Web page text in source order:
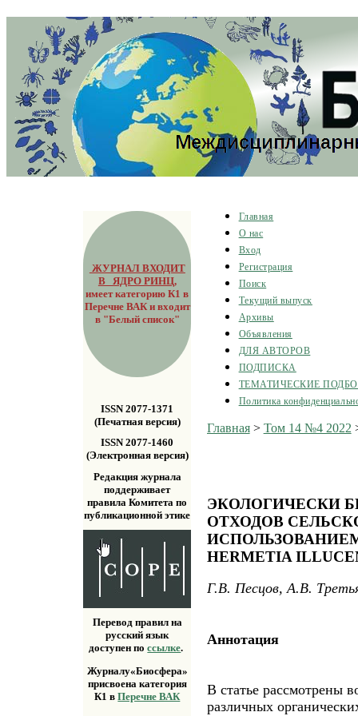
ЖУРНАЛ ВХОДИТ
В ЯДРО РИНЦ,
имеет категорию К1 в
Перечне ВАК и входит
в "Белый список"
ISSN 2077-1371
(Печатная версия)
ISSN 2077-1460
(Электронная версия)
Редакция журнала
поддерживает
правила Комитета по
публикационной этике
Перевод правил на
русский язык
доступен поссылке.
Журналу«Биосфера»
присвоена категория
К1 вПеречне ВАК
Главная
О нас
Вход
Регистрация
Поиск
Текущий выпуск
Архивы
Объявления
ДЛЯ АВТОРОВ
ПОДПИСКА
ТЕМАТИЧЕСКИЕ
Политика
Главная> Том 14 №4 2022
ЭКОЛОГИЧЕСКИ
ОТХОДОВ
HERMETIA
Г.В. Песцов, А.В.
Аннотация
В статье рассмотрены
различных